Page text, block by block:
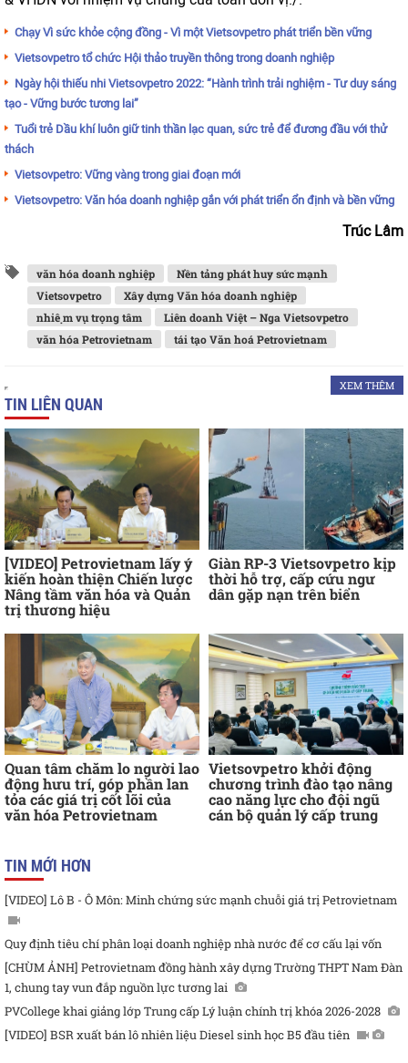
Chạy Vì sức khỏe cộng đồng - Vì một Vietsovpetro phát triển bền vững
Vietsovpetro tổ chức Hội thảo truyền thông trong doanh nghiệp
Ngày hội thiếu nhi Vietsovpetro 2022: “Hành trình trải nghiệm - Tư duy sáng
tạo - Vững bước tương lai”
Tuổi trẻ Dầu khí luôn giữ tinh thần lạc quan, sức trẻ để đương đầu với thử
thách
Vietsovpetro: Vững vàng trong giai đoạn mới
Vietsovpetro: Văn hóa doanh nghiệp gắn với phát triển ổn định và bền vững
Trúc Lâm
văn hóa doanh nghiệp
Nền tảng phát huy sức mạnh
Vietsovpetro
Xây dựng Văn hóa doanh nghiệp
nhiệm vụ trọng tâm
Liên doanh Việt – Nga Vietsovpetro
văn hóa Petrovietnam
tái tạo Văn hoá Petrovietnam
XEM THÊM
TIN LIÊN QUAN
[VIDEO] Petrovietnam lấy ý
kiến hoàn thiện Chiến lược
Nâng tầm văn hóa và Quản
trị thương hiệu
Giàn RP-3 Vietsovpetro kịp
thời hỗ trợ, cấp cứu ngư
dân gặp nạn trên biển
Quan tâm chăm lo người lao
động hưu trí, góp phần lan
tỏa các giá trị cốt lõi của
văn hóa Petrovietnam
Vietsovpetro khởi động
chương trình đào tạo nâng
cao năng lực cho đội ngũ
cán bộ quản lý cấp trung
TIN MỚI HƠN
[VIDEO] Lô B - Ô Môn: Minh chứng sức mạnh chuỗi giá trị Petrovietnam
Quy định tiêu chí phân loại doanh nghiệp nhà nước để cơ cấu lại vốn
[CHÙM ẢNH] Petrovietnam đồng hành xây dựng Trường THPT Nam Đàn
1, chung tay vun đắp nguồn lực tương lai
PVCollege khai giảng lớp Trung cấp Lý luận chính trị khóa 2026-2028
[VIDEO] BSR xuất bán lô nhiên liệu Diesel sinh học B5 đầu tiên